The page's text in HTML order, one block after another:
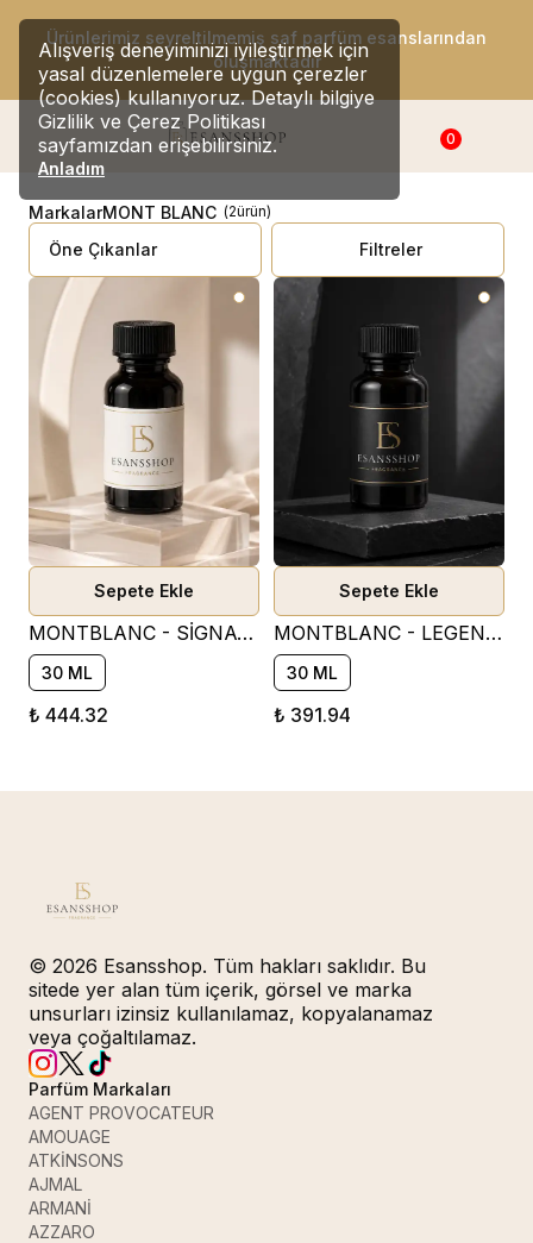
Alışveriş deneyiminizi iyileştirmek için
yasal düzenlemelere uygun çerezler
(cookies) kullanıyoruz. Detaylı bilgiye
Gizlilik ve Çerez Politikası
sayfamızdan erişebilirsiniz.
Anladım
Ürünlerimiz seyreltilmemiş saf parfüm esanslarından
oluşmaktadır
0
MarkalarMONT BLANC (2ürün)
Filtreler
Sepete Ekle
MONTBLANC - SİGNATURE PARFÜM ESANSI ( ÇİÇEKSİ )
30 ML
₺ 444.32
Sepete Ekle
MONTBLANC - LEGEND PARFÜM ESANSI ( FRESH )
30 ML
₺ 391.94
© 2026 Esansshop. Tüm hakları saklıdır. Bu
sitede yer alan tüm içerik, görsel ve marka
unsurları izinsiz kullanılamaz, kopyalanamaz
veya çoğaltılamaz.
Parfüm Markaları
AGENT PROVOCATEUR
AMOUAGE
ATKİNSONS
AJMAL
ARMANİ
AZZARO